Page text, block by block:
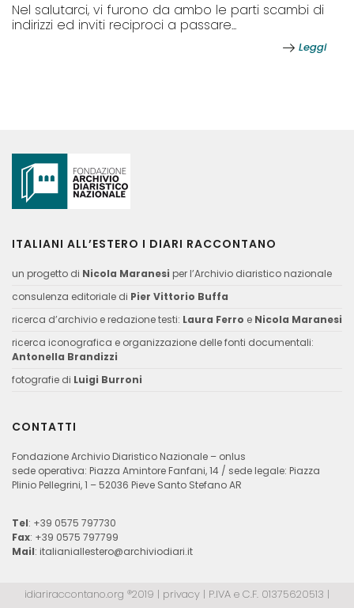
Nel salutarci, vi furono da ambo le parti scambi di
indirizzi ed inviti reciproci a passare...
Leggi
ITALIANI ALL’ESTERO I DIARI RACCONTANO
un progetto di Nicola Maranesi per l’Archivio diaristico nazionale
consulenza editoriale di Pier Vittorio Buffa
ricerca d’archivio e redazione testi: Laura Ferro e Nicola Maranesi
ricerca iconografica e organizzazione delle fonti documentali:
Antonella Brandizzi
fotografie di Luigi Burroni
CONTATTI
Fondazione Archivio Diaristico Nazionale – onlus
sede operativa: Piazza Amintore Fanfani, 14 / sede legale: Piazza
Plinio Pellegrini, 1 – 52036 Pieve Santo Stefano AR
Tel: +39 0575 797730
Fax: +39 0575 797799
Mail: italianiallestero@archiviodiari.it
idiariraccontano.org ®2019 | privacy | P.IVA e C.F. 01375620513 |